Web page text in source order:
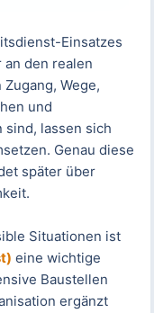
Einsatzes
an den realen
Wege,
und
lassen sich
Genau diese
später über
Situationen ist
eine wichtige
Baustellen
ergänzt